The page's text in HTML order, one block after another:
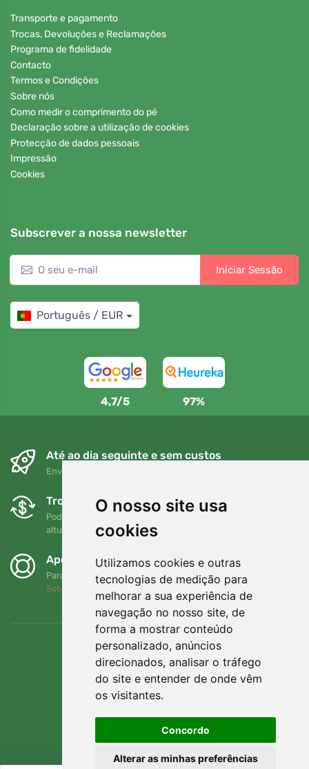
O nosso site usa
cookies
Utilizamos cookies e outras
tecnologias de medição para
melhorar a sua experiência de
navegação no nosso site, de
forma a mostrar conteúdo
personalizado, anúncios
direcionados, analisar o tráfego
do site e entender de onde vêm
os visitantes.
Concordo
Alterar as minhas preferências
Transporte e pagamento
Trocas, Devoluções e Reclamações
Programa de fidelidade
Contacto
Termos e Condições
Sobre nós
Como medir o comprimento do pé
Declaração sobre a utilização de cookies
Protecção de dados pessoais
Impressão
Cookies
Subscrever a nossa newsletter
Iniciar Sessão
Português / EUR
4,7/5 97%
Até ao dia seguinte e sem custos
Envio gratuito para encomendas superiores a 80 EUR
Trocas e devoluções gratuitas
Pode devolver ou trocar a sua encomenda em qualquer
altura no prazo de 90 dias
Apoiamos a Trees.org
Para cada encomenda plantamos uma árvore! Leia mais
Sobre nós